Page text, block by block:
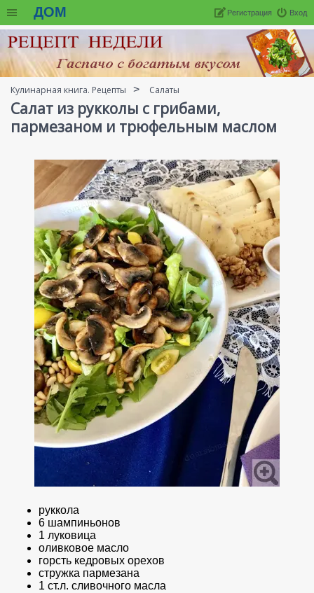
ДОМ Вход
Регистрация
Кулинарная книга. Рецепты Салаты
Салат из рукколы с грибами,
пармезаном и трюфельным маслом
руккола
6 шампиньонов
1 луковица
оливковое масло
горсть кедровых орехов
стружка пармезана
1 ст.л. сливочного масла